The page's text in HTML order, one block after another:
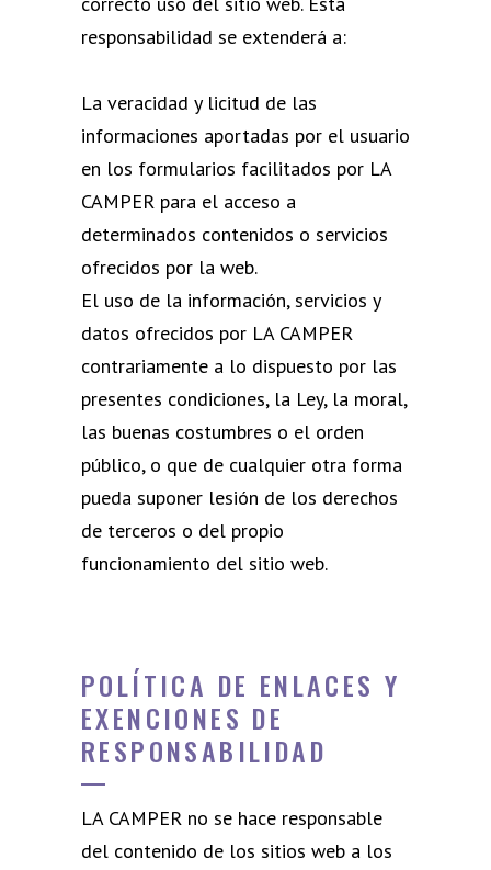
responsabilidad se extenderá a:
La veracidad y licitud de las
informaciones aportadas por el usuario
en los formularios facilitados por LA
CAMPER para el acceso a
determinados contenidos o servicios
ofrecidos por la web.
El uso de la información, servicios y
datos ofrecidos por LA CAMPER
contrariamente a lo dispuesto por las
presentes condiciones, la Ley, la moral,
las buenas costumbres o el orden
público, o que de cualquier otra forma
pueda suponer lesión de los derechos
de terceros o del propio
funcionamiento del sitio web.
POLÍTICA DE ENLACES Y
EXENCIONES DE
RESPONSABILIDAD
LA CAMPER no se hace responsable
del contenido de los sitios web a los